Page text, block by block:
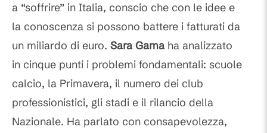
a “soffrire” in Italia, conscio che con le idee e
la conoscenza si possono battere i fatturati da
un miliardo di euro. Sara Gama ha analizzato
in cinque punti i problemi fondamentali: scuole
calcio, la Primavera, il numero dei club
professionistici, gli stadi e il rilancio della
Nazionale. Ha parlato con consapevolezza,